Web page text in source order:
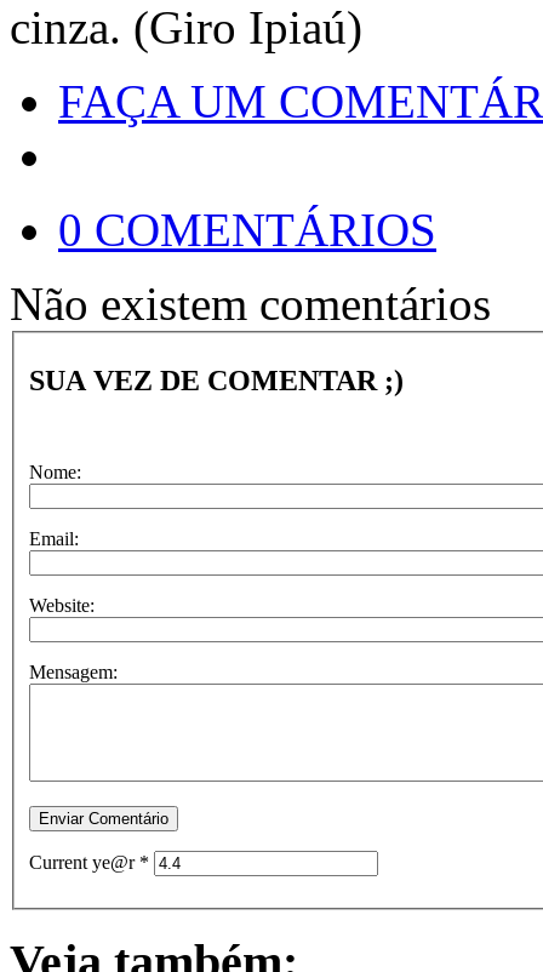
cinza. (Giro Ipiaú)
FAÇA UM
0 COMENTÁRIOS
Não existem comentários
SUA VEZ DE COMENTAR ;)
Nome:
Email:
Website:
Mensagem:
Current ye@r *